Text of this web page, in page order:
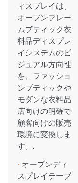
ィスプレイは、
オープンフレー
ムブティック衣
料品ディスプレ
イシステムのビ
ジュアル方向性
を、ファッショ
ンブティックや
モダンな衣料品
店向けの明確で
顧客向けの販売
環境に変換しま
す。.
• オープンディ
スプレイテーブ